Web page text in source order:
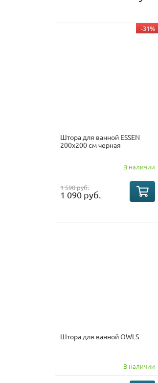
-31%
Штора для ванной ESSEN
200х200 см черная
В наличии
1 590 руб.
1 090 руб.
Штора для ванной OWLS
В наличии